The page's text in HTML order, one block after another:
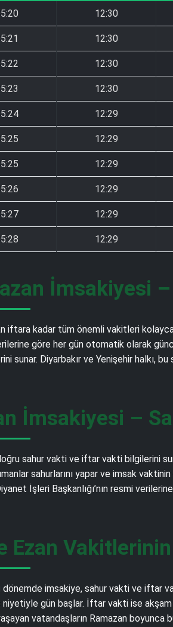
12:30
12:30
12:30
12:30
12:29
12:29
12:29
12:29
12:29
12:29
İmsakiyesi
iftara kadar tüm önemli vakitleri
göre her gün otomatik olarak
Diyarbakır ve Yenişehir halkı,
İmsakiyesi –
sahur vakti ve iftar vakti bilgilerini
sahurlarını yapar ve imsak
İşleri Başkanlığı’nın resmi
Ezan
imsakiye, sahur vakti ve iftar
gün başlar. İftar vakti ise akşam
vatandaşların Ramazan